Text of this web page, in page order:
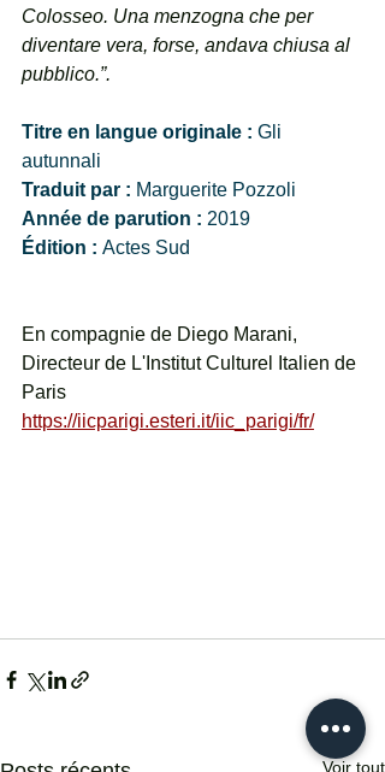
Colosseo. Una menzogna che per
diventare vera, forse, andava chiusa al
pubblico.”.
Titre en langue originale : Gli
autunnali
Traduit par : Marguerite Pozzoli
Année de parution : 2019
Édition : Actes Sud
En compagnie de Diego Marani,
Directeur de L'Institut Culturel Italien de
Paris
https://iicparigi.esteri.it/iic_parigi/fr/
Voir tout